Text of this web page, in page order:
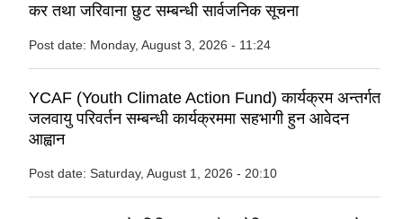
कर तथा जरिवाना छुट सम्बन्धी सार्वजनिक सूचना
Post date: Monday, August 3, 2026 - 11:24
YCAF (Youth Climate Action Fund) कार्यक्रम अन्तर्गत
जलवायु परिवर्तन सम्बन्धी कार्यक्रममा सहभागी हुन आवेदन
आह्वान
Post date: Saturday, August 1, 2026 - 20:10